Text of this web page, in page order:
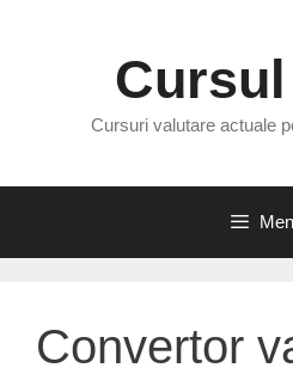
Cursul
Cursuri valutare actuale
Convertor